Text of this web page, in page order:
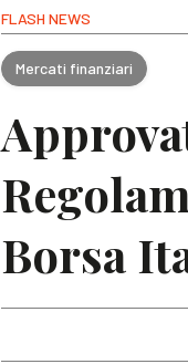
FLASH NEWS
Mercati finanziari
Borsa